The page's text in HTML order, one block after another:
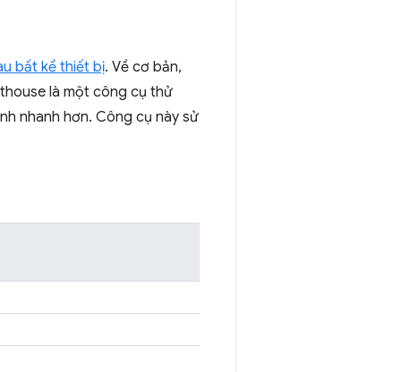
bất kể thiết bị. Về cơ bản,
là một công cụ thử
nhanh hơn. Công cụ này sử